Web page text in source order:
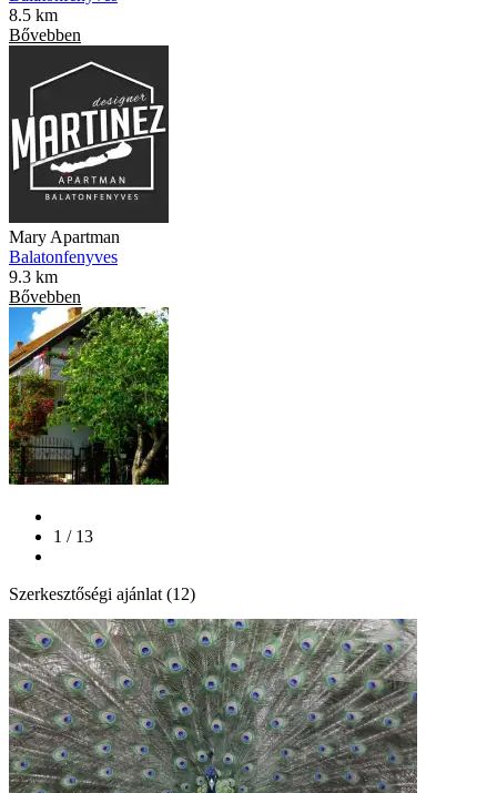
8.5 km
Bővebben
Mary Apartman
Balatonfenyves
9.3 km
Bővebben
1 / 13
Szerkesztőségi ajánlat (12)